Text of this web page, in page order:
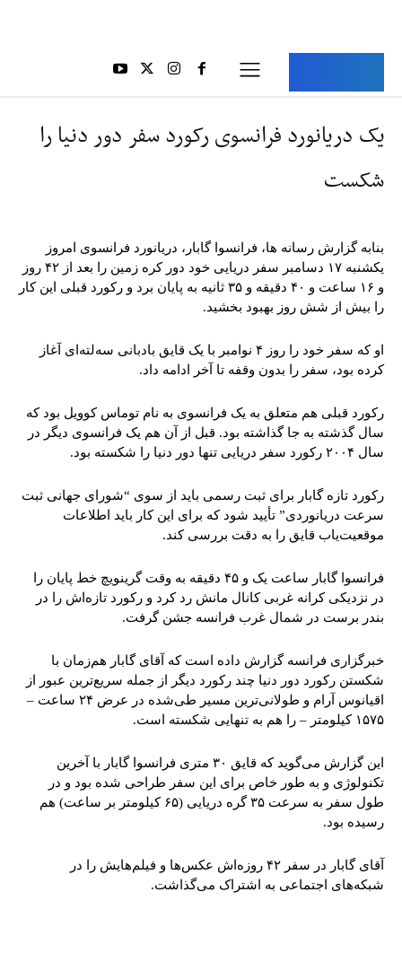
یک دریانورد فرانسوی رکورد سفر دور دنیا را
شکست
بنابه گزارش رسانه ها، فرانسوا گابار، دریانورد فرانسوی امروز
یکشنبه ۱۷ دسامبر سفر دریایی خود دور کره زمین را بعد از ۴۲ روز
و ۱۶ ساعت و ۴۰ دقیقه و ۳۵ ثانیه به پایان برد و رکورد قبلی این کار
را بیش از شش روز بهبود بخشید.
او که سفر خود را روز ۴ نوامبر با یک قایق بادبانی سه‌لته‌ای آغاز
کرده بود، سفر را بدون وقفه تا آخر ادامه داد.
رکورد قبلی هم متعلق به یک فرانسوی به نام توماس کوویل بود که
سال گذشته به جا گذاشته بود. قبل از آن هم یک فرانسوی دیگر در
سال ۲۰۰۴ رکورد سفر دریایی تنها دور دنیا را شکسته بود.
رکورد تازه گابار برای ثبت رسمی باید از سوی “شورای جهانی ثبت
سرعت دریانوردی” تأیید شود که برای این کار باید اطلاعات
موقعیت‌یاب قایق را به دقت بررسی کند.
فرانسوا گابار ساعت یک و ۴۵ دقیقه به وقت گرینویچ خط پایان را
در نزدیکی کرانه غربی کانال مانش رد کرد و رکورد تازه‌اش را در
بندر برست در شمال غرب فرانسه جشن گرفت.
خبرگزاری فرانسه گزارش داده است که آقای گابار هم‌زمان با
شکستن رکورد دور دنیا چند رکورد دیگر از جمله سریع‌ترین عبور از
اقیانوس آرام و طولانی‌ترین مسیر طی‌شده در عرض ۲۴ ساعت –
۱۵۷۵ کیلومتر – را هم به تنهایی شکسته است.
این گزارش می‌گوید که قایق ۳۰ متری فرانسوا گابار با آخرین
تکنولوژی و به طور خاص برای این سفر طراحی شده بود و در
طول سفر به سرعت ۳۵ گره دریایی (۶۵ کیلومتر بر ساعت) هم
رسیده بود.
آقای گابار در سفر ۴۲ روزه‌اش عکس‌ها و فیلم‌هایش را در
شبکه‌های اجتماعی به اشتراک می‌گذاشت.